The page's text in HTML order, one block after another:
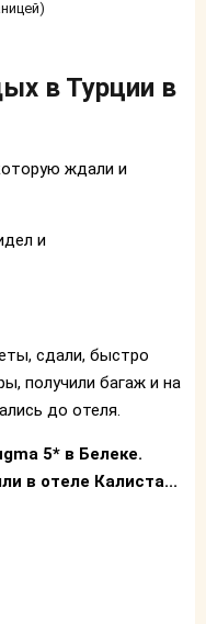
в Турции в
ждали и
и
сдали, быстро
получили багаж и на
до отеля.
5* в Белеке.
в отеле Калиста...